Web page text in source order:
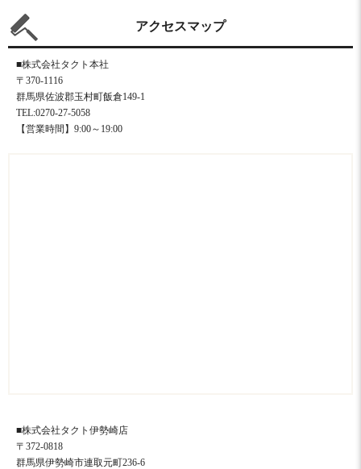
アクセスマップ
■株式会社タクト本社
〒370-1116
群馬県佐波郡玉村町飯倉149-1
TEL:0270-27-5058
【営業時間】9:00～19:00
■株式会社タクト伊勢崎店
〒372-0818
群馬県伊勢崎市連取元町236-6